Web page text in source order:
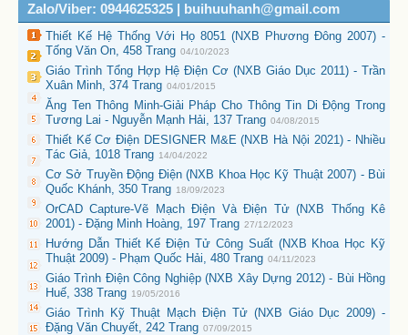
Zalo/Viber: 0944625325 | buihuuhanh@gmail.com
Thiết Kế Hệ Thống Với Họ 8051 (NXB Phương Đông 2007) -
Tống Văn On, 458 Trang 04/10/2023
Giáo Trình Tổng Hợp Hệ Điện Cơ (NXB Giáo Dục 2011) - Trần
Xuân Minh, 374 Trang 04/01/2015
Ăng Ten Thông Minh-Giải Pháp Cho Thông Tin Di Động Trong
Tương Lai - Nguyễn Mạnh Hải, 137 Trang 04/08/2015
Thiết Kế Cơ Điện DESIGNER M&E (NXB Hà Nội 2021) - Nhiều
Tác Giả, 1018 Trang 14/04/2022
Cơ Sở Truyền Động Điện (NXB Khoa Học Kỹ Thuật 2007) - Bùi
Quốc Khánh, 350 Trang 18/09/2023
OrCAD Capture-Vẽ Mạch Điện Và Điện Tử (NXB Thống Kê
2001) - Đặng Minh Hoàng, 197 Trang 27/12/2023
Hướng Dẫn Thiết Kế Điện Tử Công Suất (NXB Khoa Học Kỹ
Thuật 2009) - Phạm Quốc Hải, 480 Trang 04/11/2023
Giáo Trình Điện Công Nghiệp (NXB Xây Dựng 2012) - Bùi Hồng
Huế, 338 Trang 19/05/2016
Giáo Trình Kỹ Thuật Mạch Điện Tử (NXB Giáo Dục 2009) -
Đặng Văn Chuyết, 242 Trang 07/09/2015